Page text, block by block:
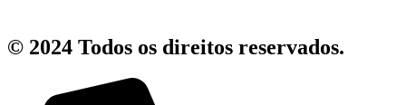
© 2024 Todos os direitos reservados.